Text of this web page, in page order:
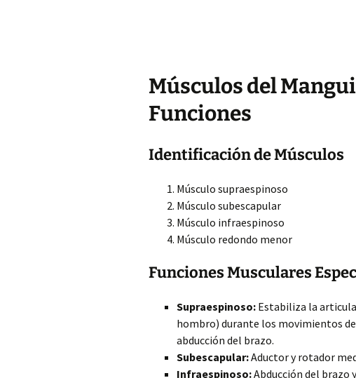
Músculos del
Funciones
Identificación de Músculos
Músculo supraespinoso
Músculo subescapular
Músculo infraespinoso
Músculo redondo menor
Funciones Musculares
Supraespinoso: Estabiliza la
hombro) durante los movimientos
abducción del brazo.
Subescapular:Aductor y rotador
Infraespinoso:Abducción del brazo